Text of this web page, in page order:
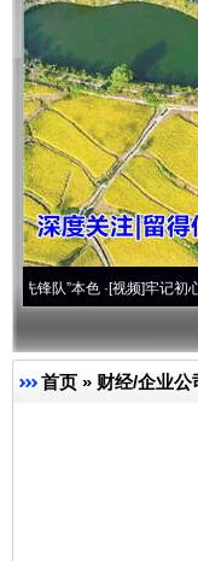
·[视频]牢记初心使命 奋进
首页 » 财经/企业公